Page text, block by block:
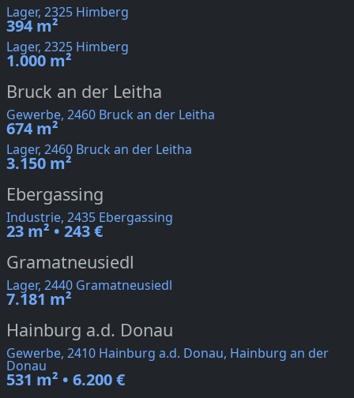
Lager, 2325 Himberg
394 m²
Lager, 2325 Himberg
1.000 m²
Bruck an der Leitha
Gewerbe, 2460 Bruck an der Leitha
674 m²
Lager, 2460 Bruck an der Leitha
3.150 m²
Ebergassing
Industrie, 2435 Ebergassing
23 m² • 243 €
Gramatneusiedl
Lager, 2440 Gramatneusiedl
7.181 m²
Hainburg a.d. Donau
Gewerbe, 2410 Hainburg a.d. Donau, Hainburg an der
Donau
531 m² • 6.200 €